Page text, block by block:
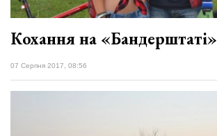
Кохання на «Бандерштаті»
07 Серпня 2017, 08:56